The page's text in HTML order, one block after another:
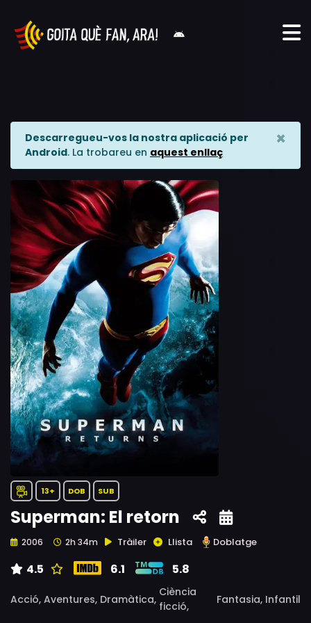
Descarregueu-vos la nostra aplicació per
Android. La trobareu en aquest enllaç
×
13+ DOB SUB
Superman: El retorn
2006 2h 34m Tràiler Llista Doblatge
4.5 6.1 5.8
Acció, Aventures, Dramàtica,
Ciència
ficció,
Fantasia, Infantil